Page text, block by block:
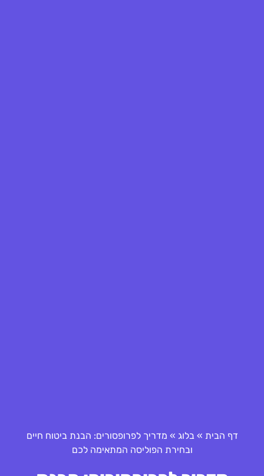
דף הבית »בלוג » מדריך לפרופסורים: הבנת ביטוח חיים
ובחירת הפוליסה המתאימה לכם